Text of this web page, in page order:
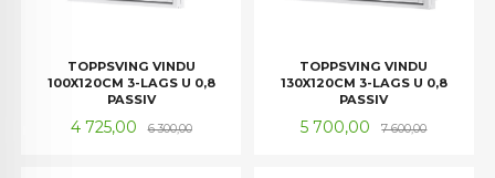
TOPPSVING VINDU
100X120CM 3-LAGS U 0,8
PASSIV
Tilbud
4 725,00 6 300,00Rabatt
TOPPSVING VINDU
130X120CM 3-LAGS U 0,8
PASSIV
Tilbud
5 700,00 7 600,00Rabatt